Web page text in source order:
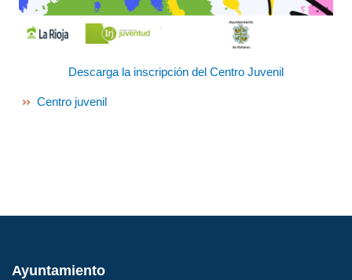
Descarga la inscripción del Centro Juvenil
Centro juvenil
Ayuntamiento